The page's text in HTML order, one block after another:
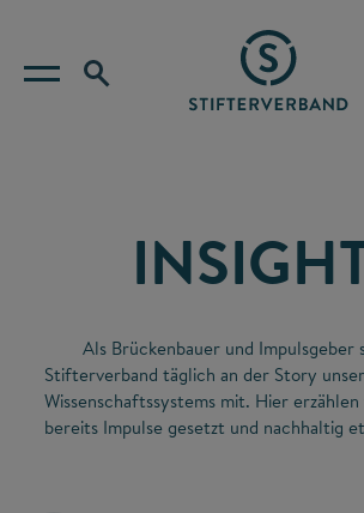
Als Brückenbauer und Impulsgeber
Stifterverband täglich an der Story
Wissenschaftssystems mit. Hier
bereits Impulse gesetzt und nachhaltig